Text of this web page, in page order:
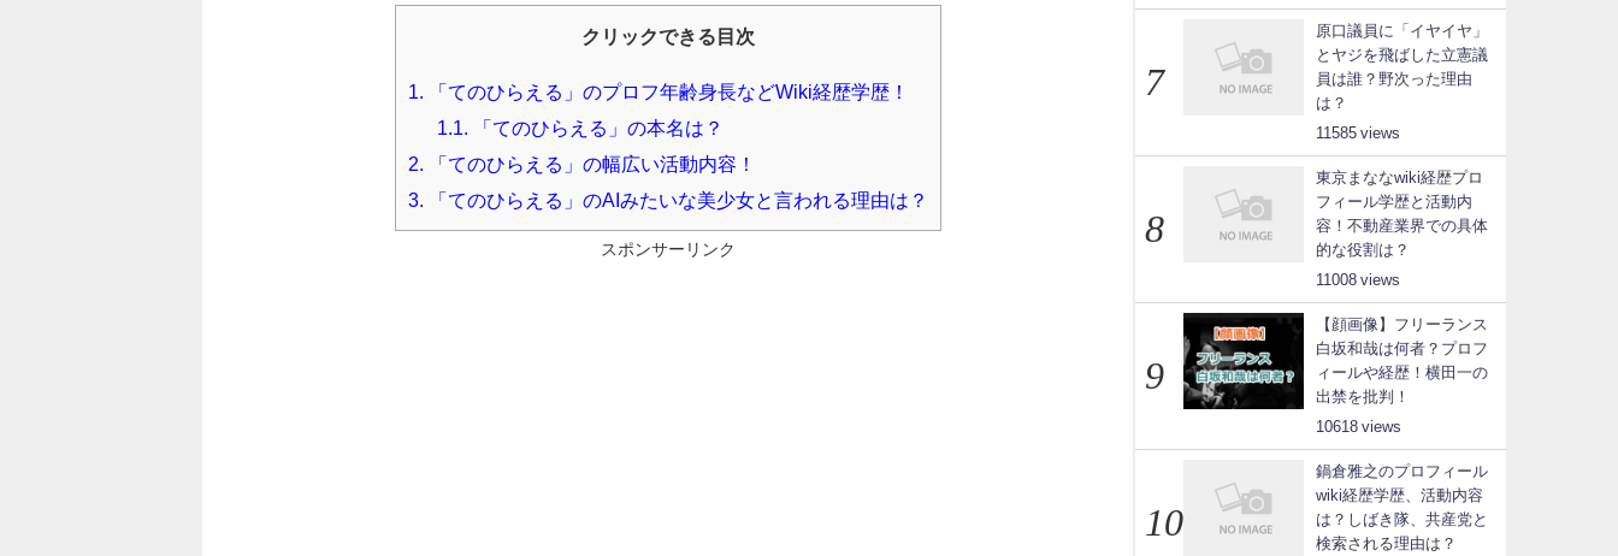
クリックできる目次
1.
「てのひらえる」のプロフ年齢身長などWiki経歴学歴！
1.1.
「てのひらえる」の本名は？
2.
「てのひらえる」の幅広い活動内容！
3.
「てのひらえる」のAIみたいな美少女と言われる理由は？
スポンサーリンク
原口議員に「イヤイヤ」
とヤジを飛ばした立憲議
員は誰？野次った理由
は？
11585
東京まななwiki経歴プロ
フィール学歴と活動内
容！不動産業界での具体
的な役割は？
11008
【顔画像】フリーランス
白坂和哉は何者？プロフ
ィールや経歴！横田一の
出禁を批判！
10618
鍋倉雅之のプロフィール
wiki経歴学歴、活動内容
は？しばき隊、共産党と
検索される理由は？